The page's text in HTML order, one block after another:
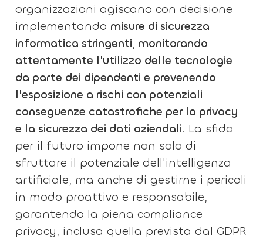
organizzazioni agiscano con decisione
implementando misure di sicurezza
informatica stringenti, monitorando
attentamente l'utilizzo delle tecnologie
da parte dei dipendenti e prevenendo
l'esposizione a rischi con potenziali
conseguenze catastrofiche per la privacy
e la sicurezza dei dati aziendali. La sfida
per il futuro impone non solo di
sfruttare il potenziale dell'intelligenza
artificiale, ma anche di gestirne i pericoli
in modo proattivo e responsabile,
garantendo la piena compliance
privacy, inclusa quella prevista dal GDPR